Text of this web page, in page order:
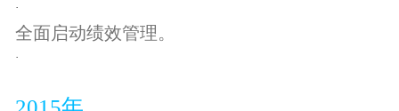
·
全面启动绩效管理。
·